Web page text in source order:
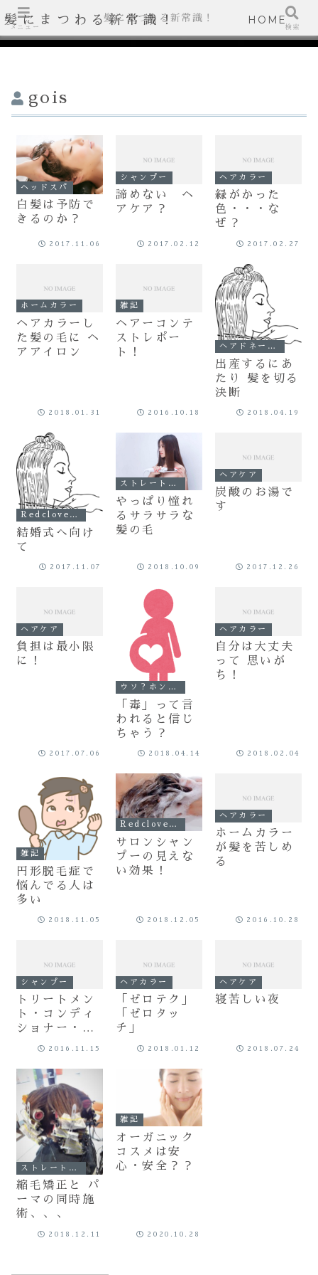
髪にまつわる新常識！ HOME
gois
ヘッドスパ
白髪は予防で
きるのか？
2017.11.06
シャンプー
諦めない ヘ
アケア？
2017.02.12
ヘアカラー
緑がかった
色・・・な
ぜ？
2017.02.27
ホームカラー
ヘアカラーし
た髪の毛に ヘ
アアイロン
2018.01.31
雑記
ヘアーコンテ
ストレポー
ト！
2016.10.18
ヘアドネーション
出産するにあ
たり 髪を切る
決断
2018.04.19
Redclover記事
結婚式へ向け
て
2017.11.07
ストレート（縮毛矯正）
やっぱり憧れ
るサラサラな
髪の毛
2018.10.09
ヘアケア
炭酸のお湯で
す
2017.12.26
ヘアケア
負担は最小限
に！
2017.07.06
ウソ？ホント？
「毒」って言
われると信じ
ちゃう？
2018.04.14
ヘアカラー
自分は大丈夫
って 思いが
ち！
2018.02.04
雑記
円形脱毛症で
悩んでる人は
多い
2018.11.05
Redclover記事
サロンシャン
プーの見えな
い効果！
2018.12.05
ヘアカラー
ホームカラー
が髪を苦しめ
る
2016.10.28
シャンプー
トリートメン
ト・コンディ
ショナー・リ
ンスの違い
2016.11.15
ヘアカラー
「ゼロテク」
「ゼロタッ
チ」
2018.01.12
ヘアケア
寝苦しい夜
2018.07.24
ストレート（縮毛矯正）
縮毛矯正と パ
ーマの同時施
術、、、
2018.12.11
雑記
オーガニック
コスメは安
心・安全？？
2020.10.28
メニュー
髪にまつわる新常識！
検索